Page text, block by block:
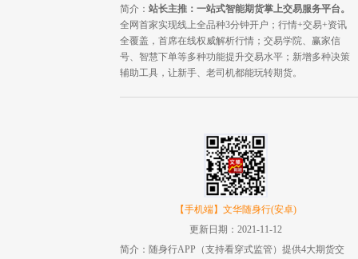
简介： 站长主推：一站式智能期货掌上交易服务平台。
全网首家实现线上全品种3分钟开户；行情+交易+资讯
全覆盖，首席在线权威解析行情；交易学院、赢家信
号、智慧下单等多种功能提升交易水平；新增多种决策
辅助工具，让新手、老司机都能玩转期货。
【手机端】文华随身行(安卓)
更新日期：2021-11-12
简介：随身行APP（支持看穿式监管）提供4大期货交